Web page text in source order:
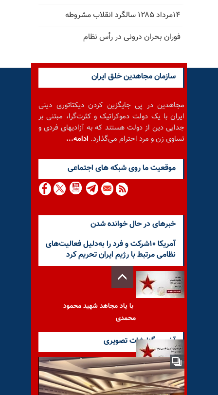
۱۴مرداد ۱۲۸۵ سالگرد انقلاب مشروطه
فوران بحران درونی در رأس نظام
سازمان مجاهدین خلق ایران
مجاهدین در پی جایگزین کردن دیکتاتوری دینی
ایران با یک دولت دموکراتیک و کثرت‌گرا، مبتنی بر
جدایی دین از دولت هستند که به آزادیهای فردی و
تساوی زن و مرد احترام می‌گذارد. ادامه...
موقعيت ما روى شبكه هاى اجتماعى
خبرهای در حال خوانده شدن
آمریکا ۱۰شرکت و فرد را به‌دلیل فعالیت‌های
نظامی مرتبط با رژیم ایران تحریم کرد
با یاد مجاهد شهید محمود
محمدی
با یاد مجاهد شهید عبدالکریم
(کریم) قاسمی نژاد
آخرین گزارشات تصویری